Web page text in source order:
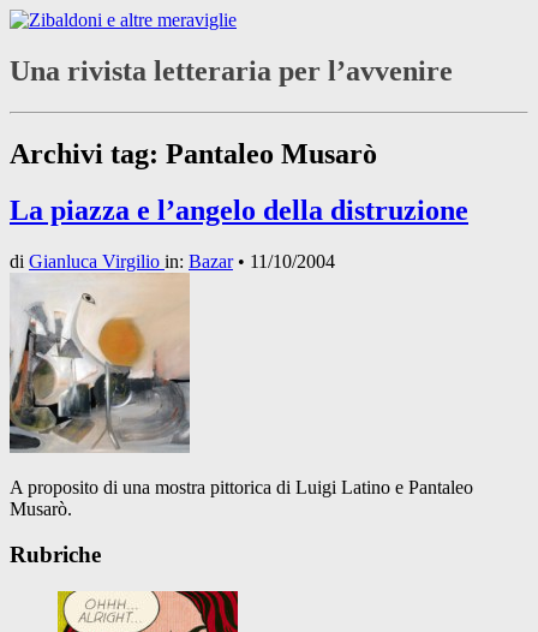
Una rivista letteraria per l’avvenire
Archivi tag: Pantaleo Musarò
La piazza e l’angelo della distruzione
di Gianluca Virgilio in: Bazar• 11/10/2004
A proposito di una mostra pittorica di Luigi Latino e Pantaleo
Musarò.
Rubriche